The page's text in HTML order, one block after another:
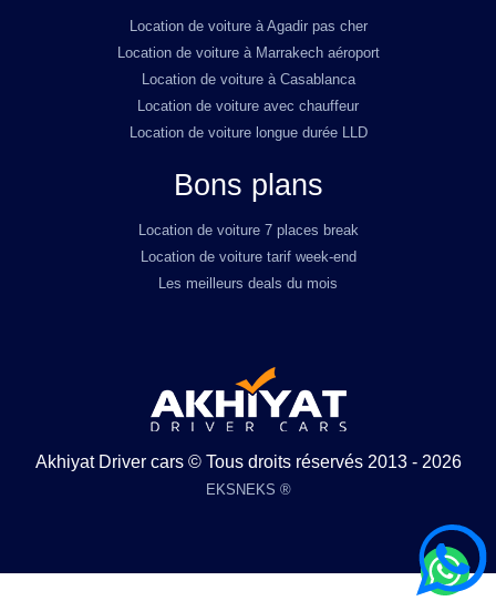
Location de voiture à Agadir pas cher
Location de voiture à Marrakech aéroport
Location de voiture à Casablanca
Location de voiture avec chauffeur
Location de voiture longue durée LLD
Bons plans
Location de voiture 7 places break
Location de voiture tarif week-end
Les meilleurs deals du mois
Akhiyat Driver cars © Tous droits réservés 2013 - 2026
EKSNEKS ®